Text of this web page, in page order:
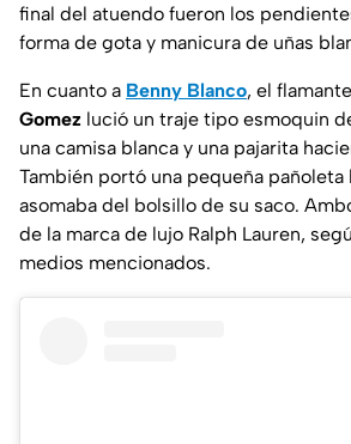
final del atuendo fueron los
forma de gota y manicura de uñas
En cuanto a Benny Blanco, el
Gomez lució un traje tipo esmoquin
una camisa blanca y una pajarita
También portó una pequeña pañoleta
asomaba del bolsillo de su saco.
de la marca de lujo Ralph Lauren,
medios mencionados.